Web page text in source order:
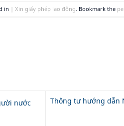
in | Xin giấy phép lao động . Bookmark the
nước
Thông tư hướng dẫn